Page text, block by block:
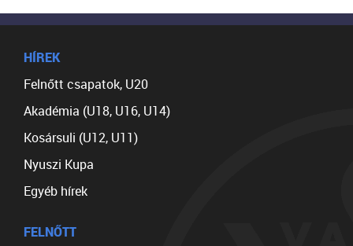
HÍREK
Felnőtt csapatok, U20
Akadémia (U18, U16, U14)
Kosársuli (U12, U11)
Nyuszi Kupa
Egyéb hírek
FELNŐTT